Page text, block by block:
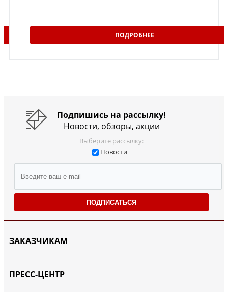
ПОДРОБНЕЕ
Подпишись на рассылку!
Новости, обзоры, акции
Выберите рассылку:
Новости
ПОДПИСАТЬСЯ
ЗАКАЗЧИКАМ
ПРЕСС-ЦЕНТР